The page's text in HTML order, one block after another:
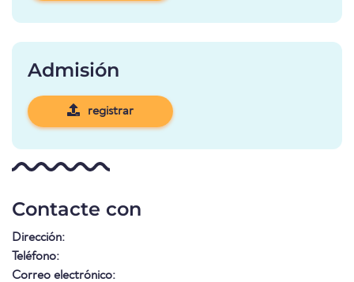
Admisión
registrar
Contacte con
Dirección:
Teléfono:
Correo electrónico: